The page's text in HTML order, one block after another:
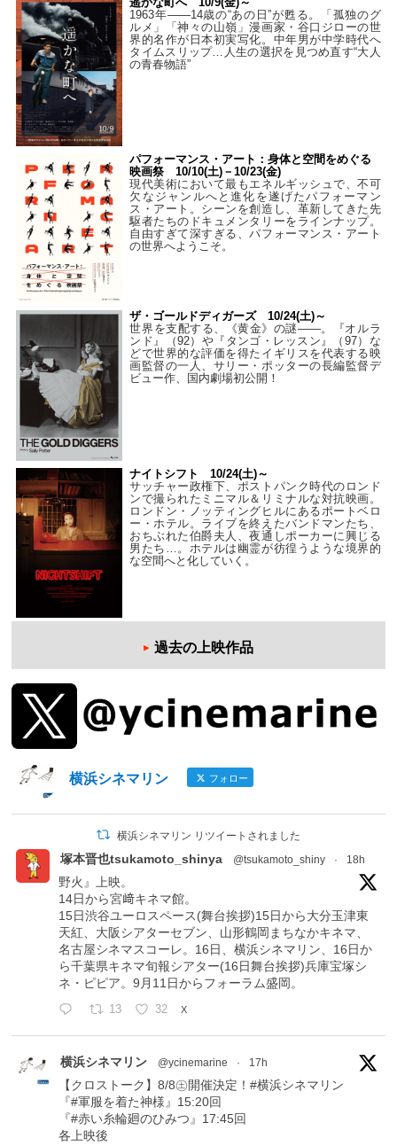
1963年――14歳の“あの日”が甦る。「孤独のグ
ルメ」「神々の山嶺」漫画家・谷口ジローの世
界的名作が日本初実写化。中年男が中学時代へ
タイムスリップ…人生の選択を見つめ直す“大人
の青春物語”
パフォーマンス・アート：身体と空間をめぐる
映画祭 10/10(土)－10/23(金)
現代美術において最もエネルギッシュで、不可
欠なジャンルへと進化を遂げたパフォーマン
ス・アート。シーンを創造し、革新してきた先
駆者たちのドキュメンタリーをラインナップ。
自由すぎて深すぎる、パフォーマンス・アート
の世界へようこそ。
ザ・ゴールドディガーズ 10/24(土)～
世界を支配する、《黄金》の謎――。『オルラ
ンド』（92）や『タンゴ・レッスン』（97）な
どで世界的な評価を得たイギリスを代表する映
画監督の一人、サリー・ポッターの長編監督デ
ビュー作、国内劇場初公開！
ナイトシフト 10/24(土)～
サッチャー政権下、ポストパンク時代のロンド
ンで撮られたミニマル＆リミナルな対抗映画。
ロンドン・ノッティングヒルにあるポートベロ
ー・ホテル。ライブを終えたバンドマンたち、
おちぶれた伯爵夫人、夜通しポーカーに興じる
男たち…。ホテルは幽霊が彷徨うような境界的
な空間へと化していく。
過去の上映作品
横浜シネマリン フォロー
横浜シネマリン リツイートされました
塚本晋也tsukamoto_shinya @tsukamoto_shiny · 18h
野火』上映。
14日から宮﨑キネマ館。
15日渋谷ユーロスペース(舞台挨拶)15日から大分玉津東
天紅、大阪シアターセブン、山形鶴岡まちなかキネマ、
名古屋シネマスコーレ。16日、横浜シネマリン、16日か
ら千葉県キネマ旬報シアター(16日舞台挨拶)兵庫宝塚シ
ネ・ピピア。9月11日からフォーラム盛岡。
13 32 X
横浜シネマリン @ycinemarine · 17h
【クロストーク】8/8㊏開催決定！#横浜シネマリン
『#軍服を着た神様』15:20回
『#赤い糸輪廻のひみつ』17:45回
各上映後